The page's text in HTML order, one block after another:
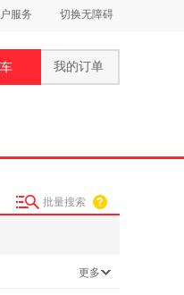
服务 切换无障碍
我的订单
批量搜索
更多